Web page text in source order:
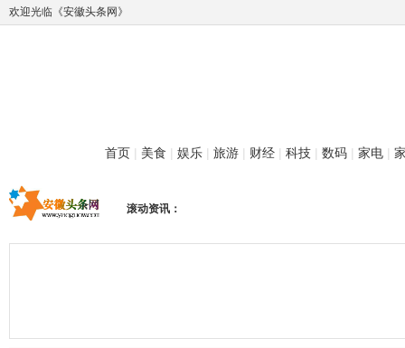
欢迎光临《安徽头条网》
首页 | 美食 | 娱乐 | 旅游 | 财经 | 科技 | 数码 | 家电 |
滚动资讯：